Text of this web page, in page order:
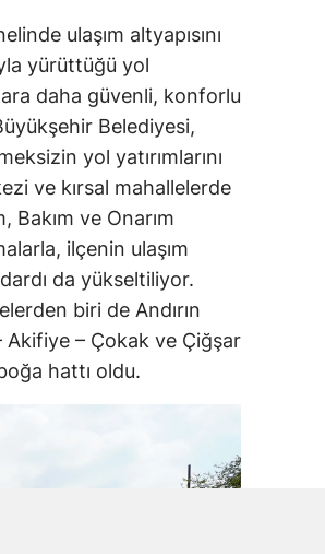
ulaşım altyapısını
yürüttüğü yol
daha güvenli, konforlu
Belediyesi,
yol yatırımlarını
ve kırsal mahallelerde
Bakım ve Onarım
ilçenin ulaşım
da yükseltiliyor.
biri de Andırın
Akifiye – Çokak ve Çiğşar
hattı oldu.